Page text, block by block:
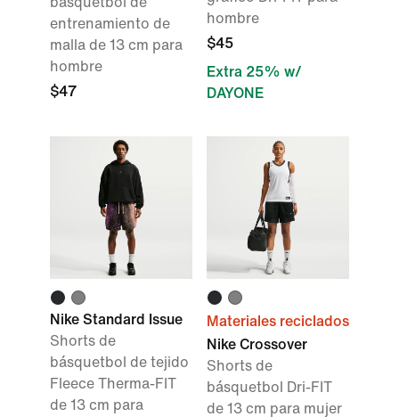
entrenamiento de
malla de 13 cm para
hombre
$47
hombre
$45
Extra 25% w/
DAYONE
Nike Standard Issue
Shorts de
básquetbol de tejido
Fleece Therma-FIT
de 13 cm para
Materiales reciclados
Nike Crossover
Shorts de
básquetbol Dri-FIT
de 13 cm para mujer